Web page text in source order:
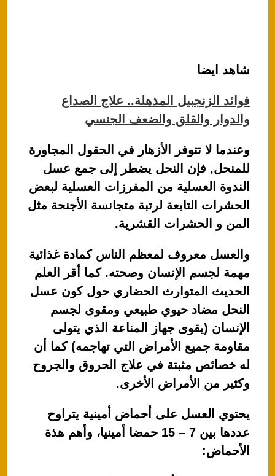
شاهد ايضا
فوائد الزنجبيل المذهلة.. علاج الصداع
والدوار والقلق والضعف الجنسي
وعندما لا تتوفر الأزهار في الحقول المجاورة
للمنحل, فإن النحل يضطر إلى جمع عسل
الندوة العسلية من المفرزات العسلية لبعض
الحشرات التابعة لرتبة متجانسة الأجنحة مثل
المن و الحشرات القشرية.
والعسل معروف لمعظم الناس كمادة غذائية
مهمة لجسم الإنسان وصحته. كما أقر العلم
الحديث المتوارث الحضاري حول كون عسل
النحل مضاد حيوي طبيعي ومقوى لجسم
الإنسان (يقوى جهاز المناعة الذي يتولى
مقاومة جميع الأمراض التي تهاجمه) كما أن
له خصائص مثبتة في علاج الحروق والجروح
وكثير من الأمراض الأخرى.
يحتوي العسل على أحماض أمينية يتراوح
عددها بين 7 – 15 حمضا أمينيا، وأهم هذة
الأحماض: